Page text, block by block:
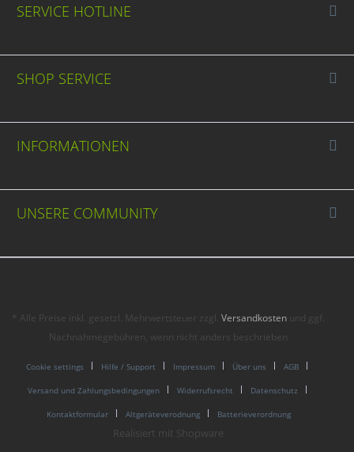
SERVICE HOTLINE
SHOP SERVICE
INFORMATIONEN
UNSERE COMMUNITY
* Alle Preise inkl. gesetzl. Mehrwertsteuer zzgl.Versandkosten und ggf.
Nachnahmegebühren, wenn nicht anders beschrieben
Cookie settings Hilfe / Support Impressum Über uns AGB
Versand und Zahlungsbedingungen Widerrufsrecht Datenschutz
Kontaktformular Altgeräteverodnung Batterieverordnung
Realisiert mit Shopware